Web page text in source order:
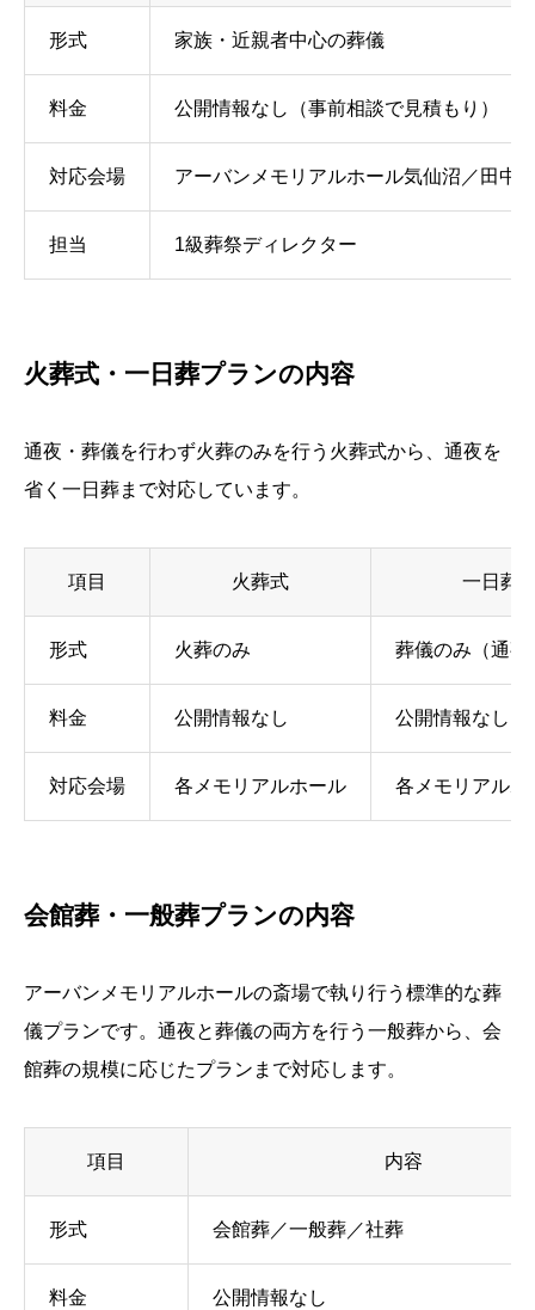
形式 家族・近親者中心の葬儀
料金 公開情報なし（事前相談で見積もり）
対応会場 アーバンメモリアルホール気仙沼／田中
担当 1級葬祭ディレクター
火葬式・一日葬プランの内容
通夜・葬儀を行わず火葬のみを行う火葬式から、通夜を
省く一日葬まで対応しています。
項目 火葬式 一日葬
形式 火葬のみ 葬儀のみ（通夜
料金 公開情報なし 公開情報なし
対応会場 各メモリアルホール 各メモリアルホ
会館葬・一般葬プランの内容
アーバンメモリアルホールの斎場で執り行う標準的な葬
儀プランです。通夜と葬儀の両方を行う一般葬から、会
館葬の規模に応じたプランまで対応します。
項目 内容
形式 会館葬／一般葬／社葬
料金 公開情報なし